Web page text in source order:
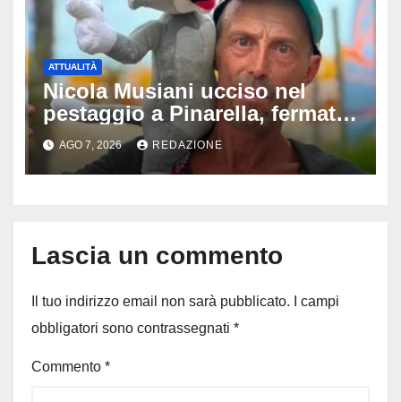
ATTUALITÀ
Nicola Musiani ucciso nel
pestaggio a Pinarella, fermati
quattro giovani: la svolta
dopo video, intercettazioni e
pedinamenti
AGO 7, 2026 REDAZIONE
Lascia un commento
Il tuo indirizzo email non sarà pubblicato.
I campi
obbligatori sono contrassegnati *
Commento *